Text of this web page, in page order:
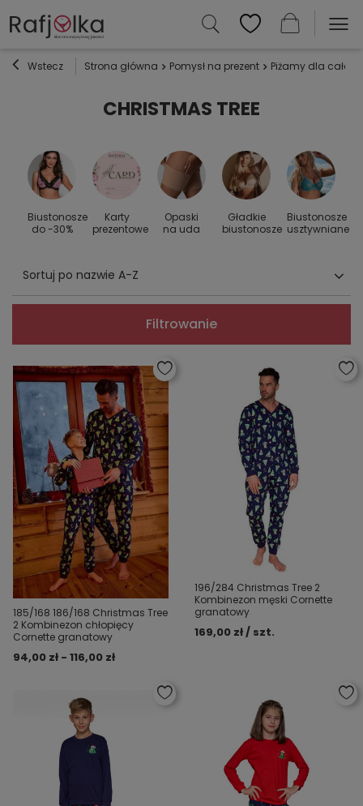
Wstecz Strona główna Pomysł na prezent Piżamy dla całej
CHRISTMAS TREE
Biustonosze
do -30%
Karty
prezentowe
Opaski
na uda
Gładkie
biustonosze
Biustonosze
usztywniane
Sortuj po nazwie A-Z
Filtrowanie
185/168 186/168 Christmas Tree
2 Kombinezon chłopięcy
Cornette granatowy
94,00 zł - 116,00 zł
196/284 Christmas Tree 2
Kombinezon męski Cornette
granatowy
169,00 zł / szt.